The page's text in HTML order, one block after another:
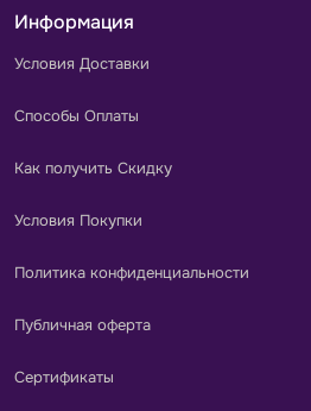
Информация
Условия Доставки
Способы Оплаты
Как получить Скидку
Условия Покупки
Политика конфиденциальности
Публичная оферта
Сертификаты